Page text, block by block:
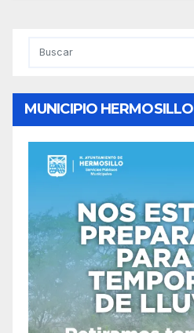
MUNICIPIO HERMOSILLO